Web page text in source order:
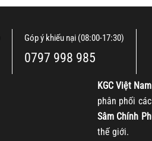
Góp ý khiếu nại (08:00-17:30)
0797 998 985
KGC Việt
phân phối
Sâm Chính
thế giới.